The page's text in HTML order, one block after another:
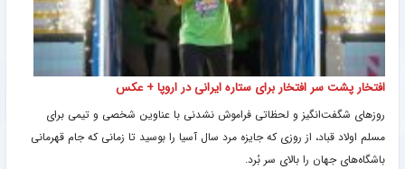
افتخار پشت سر افتخار برای ستاره ایرانی در اروپا + عکس
روزهای شگفت‌انگیز و لحظاتی فراموش نشدنی با عناوین شخصی و تیمی برای
مسلم اولاد قباد، از روزی که جایزه مرد سال آسیا را بوسید تا زمانی که جام قهرمانی
باشگاه‌های جهان را بالای سر بُرد.